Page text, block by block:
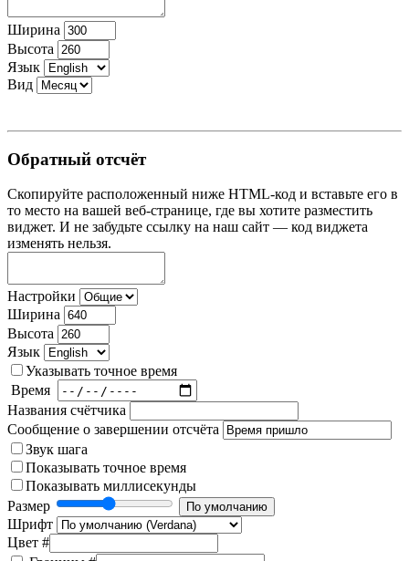
Ширина
Высота
Язык
Вид
Обратный отсчёт
Скопируйте расположенный ниже HTML-код и вставьте его в
то место на вашей веб-странице, где вы хотите разместить
виджет. И не забудьте ссылку на наш сайт — код виджета
изменять нельзя.
Настройки
Ширина
Высота
Язык
Указывать точное время
Время
Названия счётчика
Сообщение о завершении отсчёта
Звук шага
Показывать точное время
Показывать миллисекунды
Размер
Шрифт
Цвет #